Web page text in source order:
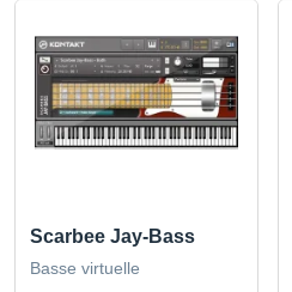
Scarbee Jay-Bass
Basse virtuelle